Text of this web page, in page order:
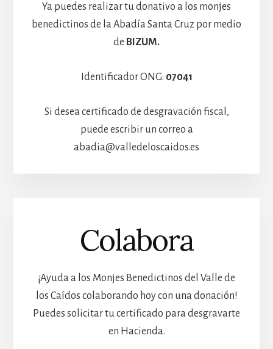
Ya puedes realizar tu donativo a los monjes
benedictinos de la Abadía Santa Cruz por medio
de BIZUM.
Identificador ONG: 07041
Si desea certificado de desgravación fiscal,
puede escribir un correo a
abadia@valledeloscaidos.es
Colabora
¡Ayuda a los Monjes Benedictinos del Valle de
los Caídos colaborando hoy con una donación!
Puedes solicitar tu certificado para desgravarte
en Hacienda.